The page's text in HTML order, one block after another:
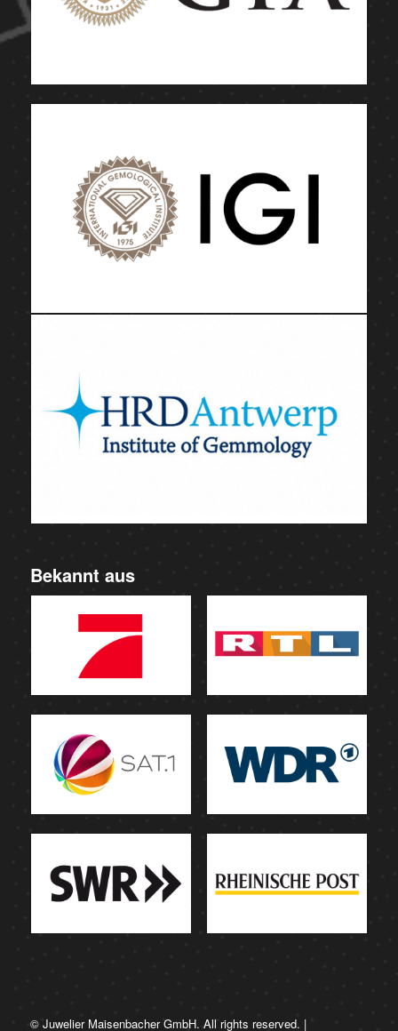
Bekannt aus
© Juwelier Maisenbacher GmbH. All rights reserved. |